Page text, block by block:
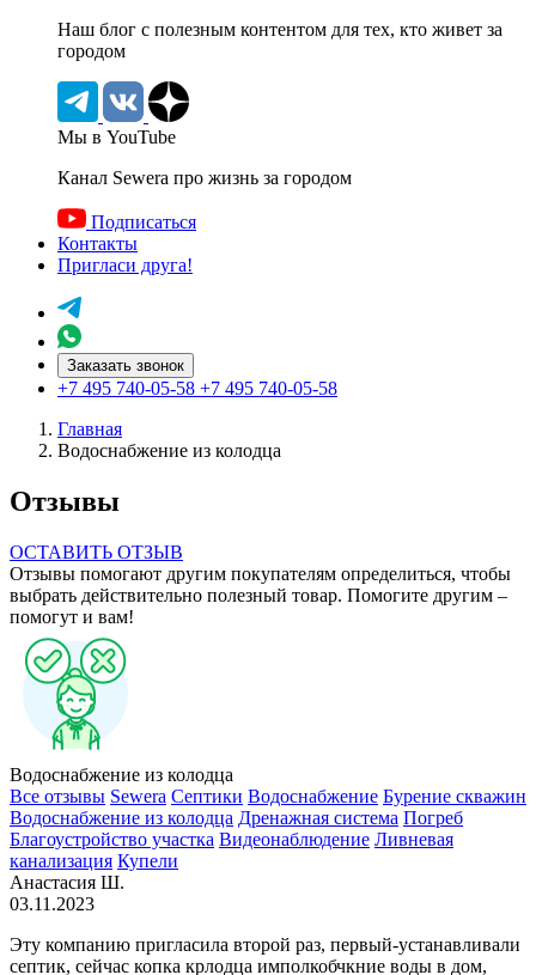
Наш блог c полезным контентом для тех, кто живет за
городом
Мы в YouTube
Канал Sewera про жизнь за городом
Подписаться
Контакты
Пригласи друга!
Заказать звонок
+7 495 740-05-58 +7 495 740-05-58
Главная
Водоснабжение из колодца
Отзывы
ОСТАВИТЬ ОТЗЫВ
Отзывы помогают другим покупателям определиться, чтобы
выбрать действительно полезный товар. Помогите другим –
помогут и вам!
Водоснабжение из колодца
Все отзывы Sewera Септики Водоснабжение Бурение скважин
Водоснабжение из колодца Дренажная система Погреб
Благоустройство участка Видеонаблюдение Ливневая
канализация Купели
Анастасия Ш.
03.11.2023
Эту компанию пригласила второй раз, первый-устанавливали
септик, сейчас копка крлодца имполкобчкние воды в дом,